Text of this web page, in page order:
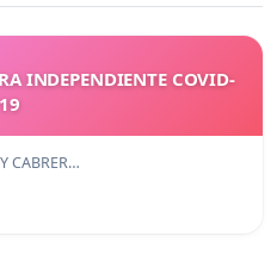
INDEPENDIENTE COVID-
19
CABRER…